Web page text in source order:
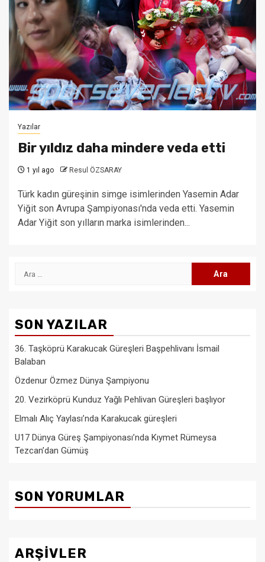
Yazılar
Bir yıldız daha mindere veda etti
1 yıl ago Resul ÖZSARAY
Türk kadın güreşinin simge isimlerinden Yasemin Adar
Yiğit son Avrupa Şampiyonası'nda veda etti. Yasemin
Adar Yiğit son yılların marka isimlerinden...
Arama:
SON YAZILAR
36. Taşköprü Karakucak Güreşleri Başpehlivanı İsmail
Balaban
Özdenur Özmez Dünya Şampiyonu
20. Vezirköprü Kunduz Yağlı Pehlivan Güreşleri başlıyor
Elmalı Alıç Yaylası’nda Karakucak güreşleri
U17 Dünya Güreş Şampiyonası’nda Kıymet Rümeysa
Tezcan’dan Gümüş
SON YORUMLAR
ARŞIVLER